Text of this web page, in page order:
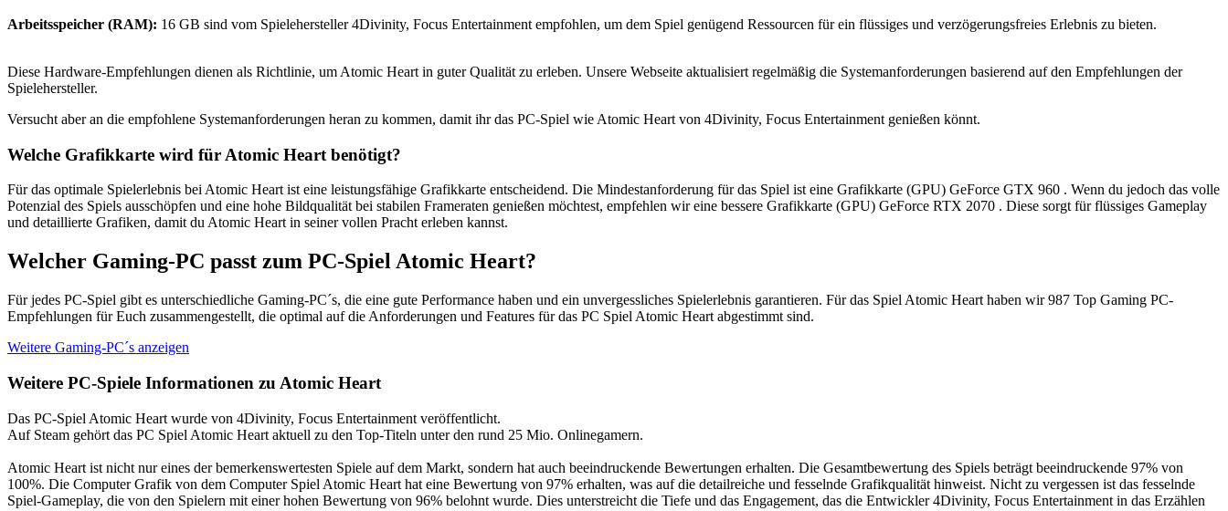
Arbeitsspeicher (RAM): 16 GB sind vom Spielehersteller 4Divinity, Focus Entertainment empfohlen, um dem Spiel genügend Ressourcen für ein flüssiges und verzögerungsfreies Erlebnis zu bieten.
Diese Hardware-Empfehlungen dienen als Richtlinie, um Atomic Heart in guter Qualität zu erleben. Unsere Webseite aktualisiert regelmäßig die Systemanforderungen basierend auf den Empfehlungen der
Spielehersteller.
Versucht aber an die empfohlene Systemanforderungen heran zu kommen, damit ihr das PC-Spiel wie Atomic Heart von 4Divinity, Focus Entertainment genießen könnt.
Welche Grafikkarte wird für Atomic Heart benötigt?
Für das optimale Spielerlebnis bei Atomic Heart ist eine leistungsfähige Grafikkarte entscheidend. Die Mindestanforderung für das Spiel ist eine Grafikkarte (GPU) GeForce GTX 960 . Wenn du jedoch das volle
Potenzial des Spiels ausschöpfen und eine hohe Bildqualität bei stabilen Frameraten genießen möchtest, empfehlen wir eine bessere Grafikkarte (GPU) GeForce RTX 2070 . Diese sorgt für flüssiges Gameplay
und detaillierte Grafiken, damit du Atomic Heart in seiner vollen Pracht erleben kannst.
Welcher Gaming-PC passt zum PC-Spiel Atomic Heart?
Für jedes PC-Spiel gibt es unterschiedliche Gaming-PC´s, die eine gute Performance haben und ein unvergessliches Spielerlebnis garantieren. Für das Spiel Atomic Heart haben wir 987 Top Gaming PC-
Empfehlungen für Euch zusammengestellt, die optimal auf die Anforderungen und Features für das PC Spiel Atomic Heart abgestimmt sind.
Weitere Gaming-PC´s anzeigen
Weitere PC-Spiele Informationen zu Atomic Heart
Das PC-Spiel Atomic Heart wurde von 4Divinity, Focus Entertainment veröffentlicht.
Auf Steam gehört das PC Spiel Atomic Heart aktuell zu den Top-Titeln unter den rund 25 Mio. Onlinegamern.
Atomic Heart ist nicht nur eines der bemerkenswertesten Spiele auf dem Markt, sondern hat auch beeindruckende Bewertungen erhalten. Die Gesamtbewertung des Spiels beträgt beeindruckende 97% von
100%. Die Computer Grafik von dem Computer Spiel Atomic Heart hat eine Bewertung von 97% erhalten, was auf die detailreiche und fesselnde Grafikqualität hinweist. Nicht zu vergessen ist das fesselnde
Spiel-Gameplay, die von den Spielern mit einer hohen Bewertung von 96% belohnt wurde. Dies unterstreicht die Tiefe und das Engagement, das die Entwickler 4Divinity, Focus Entertainment in das Erzählen